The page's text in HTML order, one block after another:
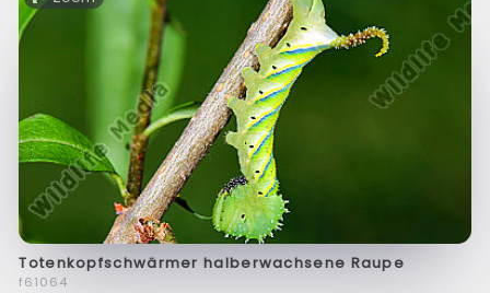
Totenkopfschwärmer halberwachsene Raupe
f61064